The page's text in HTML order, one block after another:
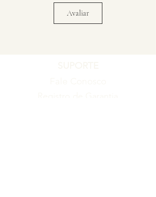
Avaliar